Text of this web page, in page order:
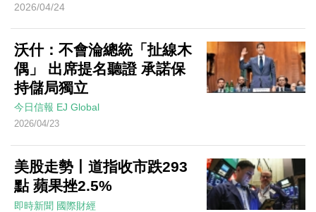
2026/04/24
沃什：不會淪總統「扯線木
偶」 出席提名聽證 承諾保
持儲局獨立
今日信報 EJ Global
2026/04/23
美股走勢丨道指收市跌293
點 蘋果挫2.5%
即時新聞 國際財經